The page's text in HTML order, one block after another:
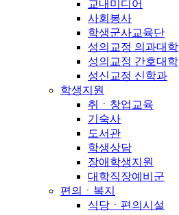
교내미디어
사회봉사
학생군사교육단
성의교정 의과대학
성의교정 간호대학
성신교정 신학과
학생지원
취ㆍ창업교육
기숙사
도서관
학생상담
장애학생지원
대학직장예비군
편의ㆍ복지
식당ㆍ편의시설